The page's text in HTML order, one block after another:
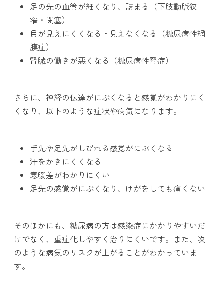
足の先の血管が細くなり、詰まる（下肢動脈狭
窄・閉塞）
目が見えにくくなる・見えなくなる（糖尿病性網
膜症）
腎臓の働きが悪くなる（糖尿病性腎症）
さらに、神経の伝達がにぶくなると感覚がわかりにく
くなり、以下のような症状や病気になります。
手先や足先がしびれる感覚がにぶくなる
汗をかきにくくなる
寒暖差がわかりにくい
足先の感覚がにぶくなり、けがをしても痛くない
そのほかにも、糖尿病の方は感染症にかかりやすいだ
けでなく、重症化しやすく治りにくいです。また、次
のような病気のリスクが上がることがわかっていま
す。